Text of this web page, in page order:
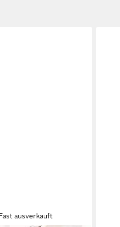
ausverkauft